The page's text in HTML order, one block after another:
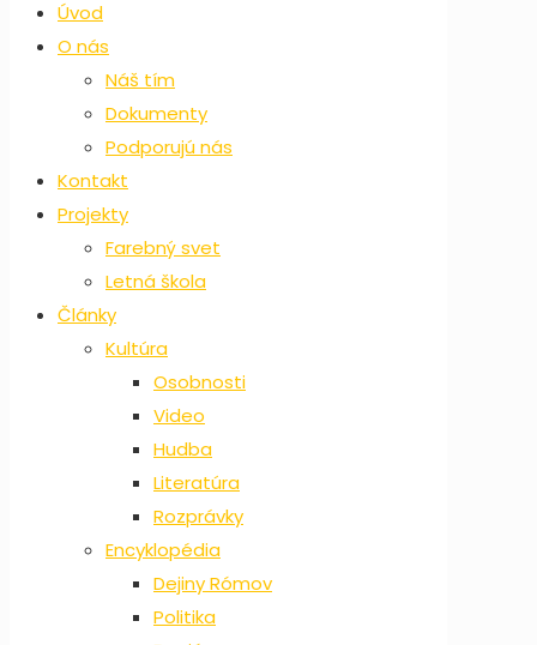
Úvod
O nás
Náš tím
Dokumenty
Podporujú nás
Kontakt
Projekty
Farebný svet
Letná škola
Články
Kultúra
Osobnosti
Video
Hudba
Literatúra
Rozprávky
Encyklopédia
Dejiny Rómov
Politika